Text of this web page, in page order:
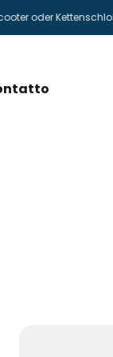
oder Kettenschloss